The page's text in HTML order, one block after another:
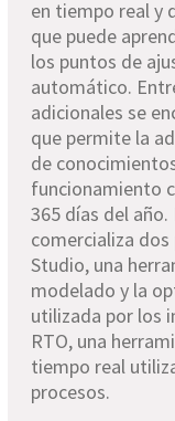
en tiempo real y
que puede
los puntos de
automático.
adicionales se
que permite la
de
funcionamiento
365 días del
comercializa
Studio, una
modelado y la
utilizada por los
RTO, una
tiempo real
procesos.